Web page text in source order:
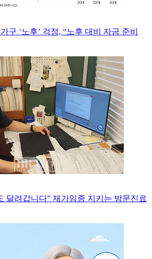
구 ‘노후’ 걱정, “노후 대비 자금 준비
달려갑니다” 재가임종 지키는 방문진료